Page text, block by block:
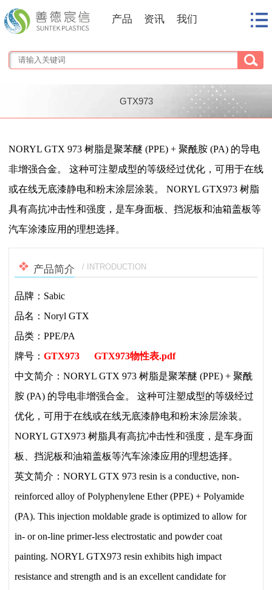
产品 资讯 我们
GTX973
1/1
NORYL GTX 973 树脂是聚苯醚 (PPE) + 聚酰胺 (PA) 的导电
非增强合金。 这种可注塑成型的等级经过优化，可用于在线
或在线无底漆静电和粉末涂层涂装。 NORYL GTX973 树脂
具有高抗冲击性和强度，是车身面板、挡泥板和油箱盖板等
汽车涂漆应用的理想选择。
产品简介 / INTRODUCTION
品牌：Sabic
品名：Noryl GTX
品类：PPE/PA
牌号： GTX973
GTX973物性表.pdf
中文简介：NORYL GTX 973 树脂是聚苯醚 (PPE) + 聚酰
胺 (PA) 的导电非增强合金。 这种可注塑成型的等级经过
优化，可用于在线或在线无底漆静电和粉末涂层涂装。
NORYL GTX973 树脂具有高抗冲击性和强度，是车身面
板、挡泥板和油箱盖板等汽车涂漆应用的理想选择。
英文简介： NORYL GTX 973 resin is a conductive, non-
reinforced alloy of Polyphenylene Ether (PPE) + Polyamide
(PA). This injection moldable grade is optimized to allow for
in- or on-line primer-less electrostatic and powder coat
painting. NORYL GTX973 resin exhibits high impact
resistance and strength and is an excellent candidate for